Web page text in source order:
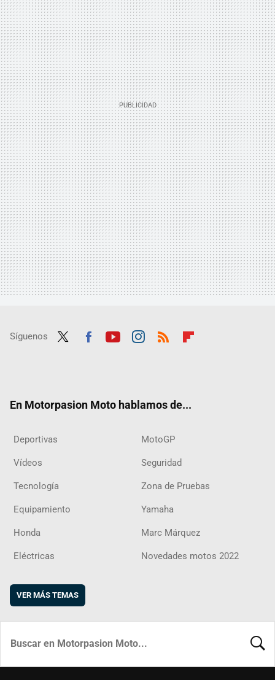
Síguenos
En Motorpasion Moto hablamos de...
Deportivas MotoGP
Vídeos Seguridad
Tecnología Zona de Pruebas
Equipamiento Yamaha
Honda Marc Márquez
Eléctricas Novedades motos 2022
VER MÁS TEMAS